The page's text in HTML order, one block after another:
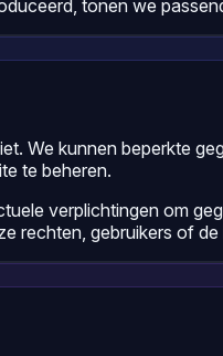
tonen we
We kunnen beperkte
te beheren.
verplichtingen om
rechten, gebruikers of